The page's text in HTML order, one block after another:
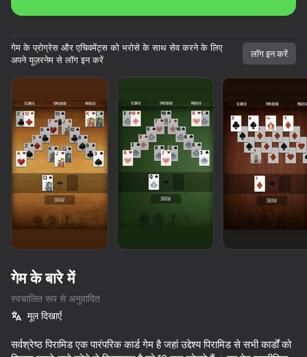
सॉलिटेयर क्लोंडाइक - क्लासिक
Solitaire Classic Klondike
Solitaire
Klondike
गेम के प्रोग्रेस और एचिवमेंट्स को भरोसे के साथ सेव करने के लिए
अपने यूज़रनेम से लॉग इन करें
लॉग इन करें
गेम के बारे में
स्वचालित रूप से अनुवादित
मूल दिखाएँ
सर्वश्रेष्ठ पिरामिड एक पारंपरिक कार्ड गेम है जहां उद्देश्य पिरामिड से सभी कार्डों को